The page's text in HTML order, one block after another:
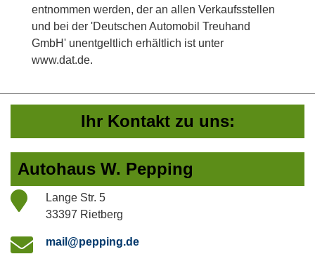
entnommen werden, der an allen Verkaufsstellen
und bei der 'Deutschen Automobil Treuhand
GmbH' unentgeltlich erhältlich ist unter
www.dat.de.
Ihr Kontakt zu uns:
Autohaus W. Pepping
Lange Str. 5
33397 Rietberg
mail@pepping.de